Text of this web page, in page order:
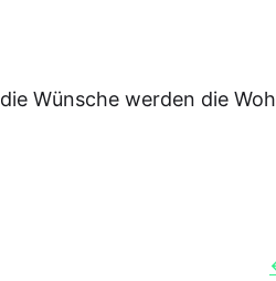
Wünsche werden die